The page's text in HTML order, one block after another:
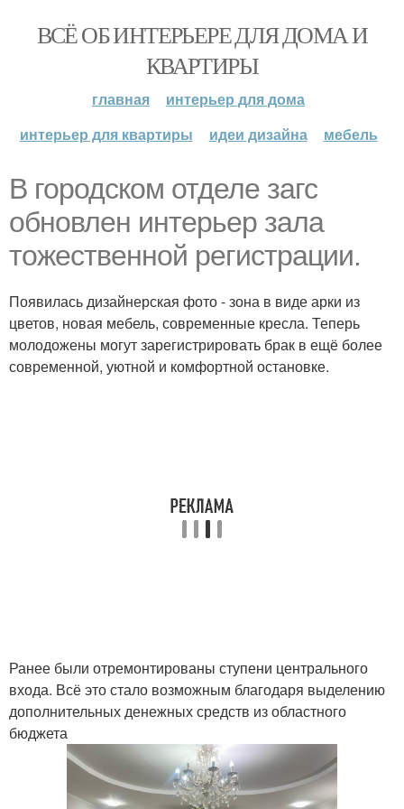
ВСЁ ОБ ИНТЕРЬЕРЕ ДЛЯ ДОМА И
КВАРТИРЫ
главная
интерьер для дома
интерьер для квартиры
идеи дизайна мебель
В городском отделе загс
обновлен интерьер зала
тожественной регистрации.
Появилась дизайнерская фото - зона в виде арки из
цветов, новая мебель, современные кресла. Теперь
молодожены могут зарегистрировать брак в ещё более
современной, уютной и комфортной остановке.
Ранее были отремонтированы ступени центрального
входа. Всё это стало возможным благодаря выделению
дополнительных денежных средств из областного
бюджета